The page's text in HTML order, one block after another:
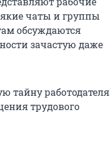
чаты и группы
обсуждаются
зачастую даже
тайну работодателя
трудового